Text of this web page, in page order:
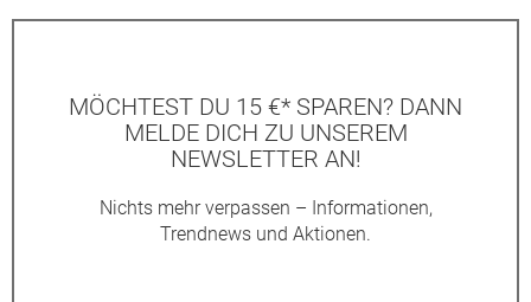
MÖCHTEST DU 15 €* SPAREN? DANN
MELDE DICH ZU UNSEREM
NEWSLETTER AN!
Nichts mehr verpassen – Informationen,
Trendnews und Aktionen.